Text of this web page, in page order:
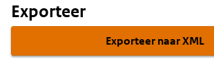
Exporteer
Exporteer naar XML